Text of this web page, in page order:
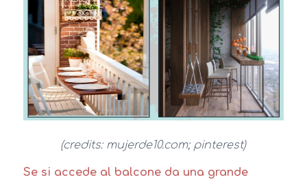
(credits: mujerde10.com; pinterest)
Se si accede al balcone da una grande